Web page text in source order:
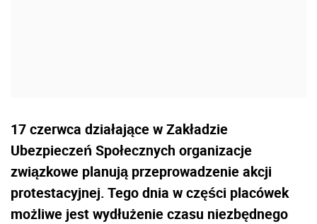
17 czerwca działające w Zakładzie
Ubezpieczeń Społecznych organizacje
związkowe planują przeprowadzenie akcji
protestacyjnej. Tego dnia w części placówek
możliwe jest wydłużenie czasu niezbędnego